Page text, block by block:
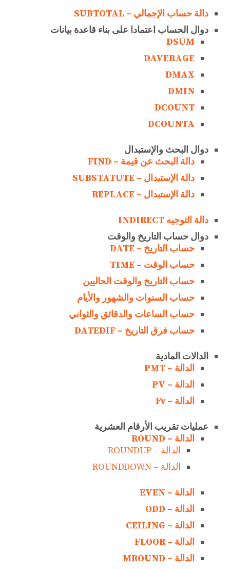
دالة حساب الإجمالي – SUBTOTAL
دوال الحساب اعتمادا على بناء قاعدة بيانات
DSUM
DAVERAGE
DMAX
DMIN
DCOUNT
DCOUNTA
دوال البحث والإستبدال
دالة البحث عن قيمة – FIND
دالة الإستبدال – SUBSTATUTE
دالة الإستبدال – REPLACE
دالة التوجيه INDIRECT
دوال حساب التاريخ والوقت
حساب التاريخ – DATE
حساب الوقت – TIME
حساب التاريخ والوقت الحاليين
حساب السنوات والشهور والأيام
حساب الساعات والدقائق والثواني
حساب فرق التاريخ – DATEDIF
الدالات المادية
الدالة – PMT
الدالة – PV
الدالة – Fv
عمليات تقريب الأرقام العشرية
الدالة – ROUND
الدالة – ROUNDUP
الدالة – ROUNDDOWN
الدالة – EVEN
الدالة – ODD
الدالة – CEILING
الدالة – FLOOR
الدالة – MROUND